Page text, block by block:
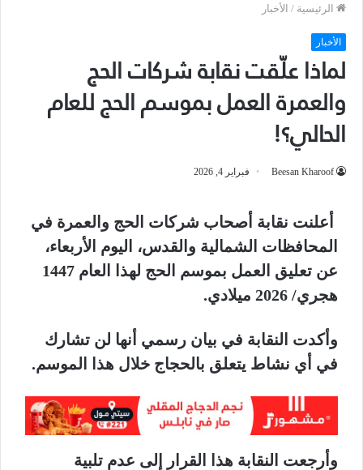
الرئيسية / الأخبار
الأخبار
لماذا علّقت نقابة شركات الحج
والعمرة العمل بموسم الحج للعام
الحالي؟!
Beesan Kharoof فبراير 4, 2026
أعلنت نقابة أصحاب شركات الحج والعمرة في
المحافظات الشمالية والقدس، اليوم الأربعاء،
عن تعليق العمل بموسم الحج لهذا العام 1447
هجري/ 2026 ميلادي.
وأكدت النقابة في بيان رسمي أنها لن تشارك
في أي نشاط يتعلق بالحجاج خلال هذا الموسم.
وأرجعت النقابة هذا القرار إلى عدم تلبية